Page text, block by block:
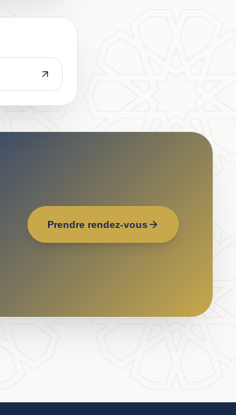
Prendre rendez-vous